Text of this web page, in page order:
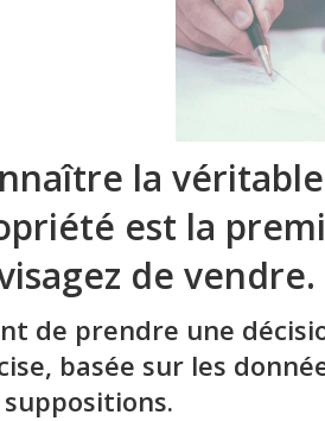
la
est la
de vendre.
de prendre une
basée sur les